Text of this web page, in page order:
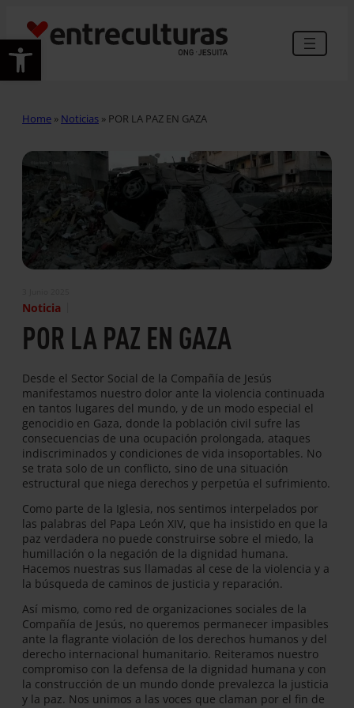
Abrir barra de herramientas
Home » Noticias » POR LA PAZ EN GAZA
Noticia
POR LA PAZ EN GAZA
Desde el Sector Social de la Compañía de Jesús
manifestamos nuestro dolor ante la violencia continuada
en tantos lugares del mundo, y de un modo especial el
genocidio en Gaza, donde la población civil sufre las
consecuencias de una ocupación prolongada, ataques
indiscriminados y condiciones de vida insoportables. No
se trata solo de un conflicto, sino de una situación
estructural que niega derechos y perpetúa el sufrimiento.
Como parte de la Iglesia, nos sentimos interpelados por
las palabras del Papa León XIV, que ha insistido en que la
paz verdadera no puede construirse sobre el miedo, la
humillación o la negación de la dignidad humana.
Hacemos nuestras sus llamadas al cese de la violencia y a
la búsqueda de caminos de justicia y reparación.
Así mismo, como red de organizaciones sociales de la
Compañía de Jesús, no queremos permanecer impasibles
ante la flagrante violación de los derechos humanos y del
derecho internacional humanitario. Reiteramos nuestro
compromiso con la defensa de la dignidad humana y con
la construcción de un mundo donde prevalezca la justicia
y la paz. Nos unimos a las voces que claman por el fin de